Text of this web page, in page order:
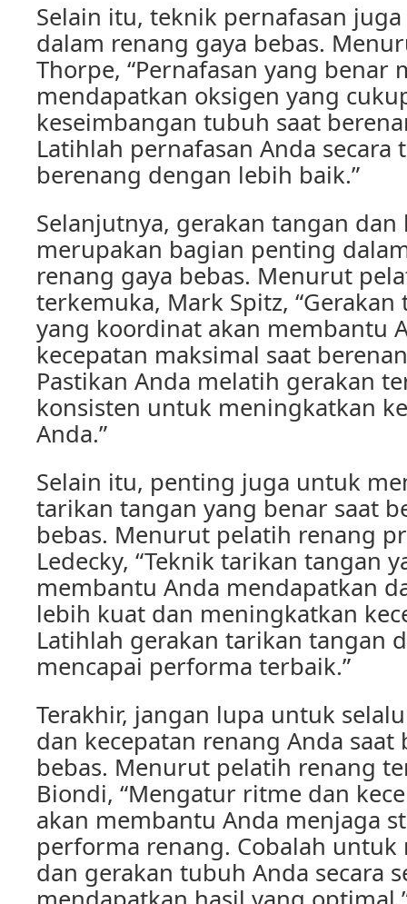
Selain itu, teknik pernafasan
dalam renang gaya bebas.
Thorpe, “Pernafasan yang benar
mendapatkan oksigen yang
keseimbangan tubuh saat
Latihlah pernafasan Anda
berenang dengan lebih baik.”
Selanjutnya, gerakan tangan dan
merupakan bagian penting
renang gaya bebas. Menurut
terkemuka, Mark Spitz,
yang koordinat akan membantu
kecepatan maksimal saat
Pastikan Anda melatih gerakan
konsisten untuk meningkatkan
Anda.”
Selain itu, penting juga untuk
tarikan tangan yang benar saat
bebas. Menurut pelatih renang
Ledecky, “Teknik tarikan tangan
membantu Anda mendapatkan
lebih kuat dan meningkatkan
Latihlah gerakan tarikan tangan
mencapai performa terbaik.”
Terakhir, jangan lupa untuk
dan kecepatan renang Anda saat
bebas. Menurut pelatih renang
Biondi, “Mengatur ritme dan
akan membantu Anda menjaga
performa renang. Cobalah
dan gerakan tubuh Anda secara